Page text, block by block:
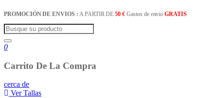
PROMOCIÓN DE ENVIOS : A PARTIR DE50 € Gastos de envioGRATIS
0
Carrito De La Compra
cerca de
Ver Tallas